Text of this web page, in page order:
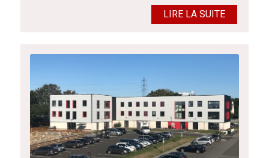
LIRE LA SUITE